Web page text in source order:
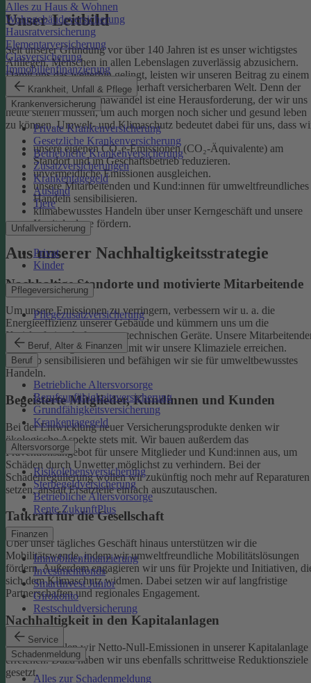
Alles zu Haus & Wohnen
Wohngebäudeversicherung
Hausratversicherung
Elementarversicherung
Glasversicherung
Immobilienfinanzierung
Krankheit, Unfall & Pflege
Krankenversicherung
Private Krankenversicherung
Gesetzliche Krankenversicherung
Betriebliche Krankenversicherung
Zusatzversicherungen
Krankentagegeld
Ausland
Tiere
Unfallversicherung
Privat
Kinder
Pflegeversicherung
Pflegezusatzversicherung
Beruf, Alter & Finanzen
Beruf
Betriebliche Altersvorsorge
Berufsunfähigkeitsversicherung
Grundfähigkeitsversicherung
Krankentagegeld
Altersvorsorge
Risikolebensversicherung
Sterbegeldversicherung
Betriebliche Altersvorsorge
Rente ZukunftPlus
Finanzen
Immobilienfinanzierung
Investmentfonds
SmartInvest Junior
Girokonto
Restschuldversicherung
Service
Schadenmeldung
Alles zur Schadenmeldung
Unser Leitbild
Seit unserer Gründung vor über 140 Jahren ist es unser wichtigstes
Anliegen, Menschen in allen Lebenslagen zuverlässig abzusichern.
Damit uns das weiterhin gelingt, leisten wir unseren Beitrag zu einem
gesunden Klima und einer dauerhaft versicherbaren Welt. Denn der
menschgemachte Klimawandel ist eine Herausforderung, der wir uns
heute stellen müssen, um auch morgen noch sicher und gesund leben
zu können.Umwelt- und Klimaschutz bedeutet dabei für uns, dass
unsere eigenen CO₂e-Emissionen (CO₂-Äquivalente) am
Standort und im Geschäftsbetrieb reduzieren.
unvermeidliche Emissionen ausgleichen.
unsere Mitarbeitenden und Kund:innen für umweltfreundliches
Handeln sensibilisieren.
klimabewusstes Handeln über unser Kerngeschäft und unsere
Kapitalanlage fördern.
Aus unserer Nachhaltigkeitsstrategie
Nachhaltige Standorte und motivierte Mitarbeitende
Um unsere Emissionen zu verringern, verbessern wir u. a. die
Energieeffizienz unserer Gebäude und kümmern uns um die
Kreislaufwirtschaft unserer technischen Geräte. Unsere
sind ein wichtiger Hebel, damit wir unsere Klimaziele erreichen.
Deshalb sensibilisieren und befähigen wir sie für umweltbewusstes
Handeln.
Begeisterte Mitglieder, Kundinnen und Kunden
Bei der Entwicklung neuer Versicherungsprodukte denken wir
ökologische Aspekte stets mit. Wir bauen außerdem das
Präventionsangebot für unsere Mitglieder und Kund:innen aus, um
Schäden durch Unwetter möglichst zu verhindern. Bei der
Schadenregulierung wollen wir zukünftig noch mehr auf Reparaturen
setzen, anstatt Ersatzteile einfach auszutauschen.
Tatkraft für die Gesellschaft
Über unser tägliches Geschäft hinaus unterstützen wir die
Mobilitätswende, indem wir umweltfreundliche Mobilitätslösungen
fördern. Außerdem engagieren wir uns für Projekte und Initiativen,
sich dem Klimaschutz widmen. Dabei setzen wir auf langfristige
Partnerschaften und regionales Engagement.
Nachhaltigkeit in den Kapitalanlagen
Bis 2050 wollen wir Netto-Null-Emissionen in unserer Kapitalanlage
erreichen. Dazu haben wir uns ebenfalls schrittweise Reduktionsziele
gesetzt.